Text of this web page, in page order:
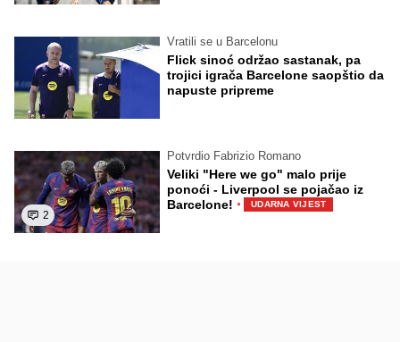
Vratili se u Barcelonu
Flick sinoć održao sastanak, pa
trojici igrača Barcelone saopštio da
napuste pripreme
2
Potvrdio Fabrizio Romano
Veliki "Here we go" malo prije
ponoći - Liverpool se pojačao iz
Barcelone! · UDARNA VIJEST